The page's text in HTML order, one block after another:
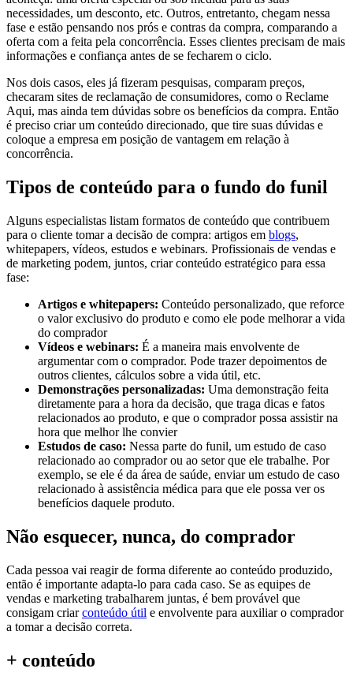
necessidades, um desconto, etc. Outros, entretanto, chegam nessa
fase e estão pensando nos prós e contras da compra, comparando a
oferta com a feita pela concorrência. Esses clientes precisam de mais
informações e confiança antes de se fecharem o ciclo.
Nos dois casos, eles já fizeram pesquisas, comparam preços,
checaram sites de reclamação de consumidores, como o Reclame
Aqui, mas ainda tem dúvidas sobre os benefícios da compra. Então
é preciso criar um conteúdo direcionado, que tire suas dúvidas e
coloque a empresa em posição de vantagem em relação à
concorrência.
Tipos de conteúdo para o fundo do funil
Alguns especialistas listam formatos de conteúdo que contribuem
para o cliente tomar a decisão de compra: artigos em blogs,
whitepapers, vídeos, estudos e webinars. Profissionais de vendas e
de marketing podem, juntos, criar conteúdo estratégico para essa
fase:
Artigos e whitepapers: Conteúdo personalizado, que reforce
o valor exclusivo do produto e como ele pode melhorar a vida
do comprador
Vídeos e webinars: É a maneira mais envolvente de
argumentar com o comprador. Pode trazer depoimentos de
outros clientes, cálculos sobre a vida útil, etc.
Demonstrações personalizadas: Uma demonstração feita
diretamente para a hora da decisão, que traga dicas e fatos
relacionados ao produto, e que o comprador possa assistir na
hora que melhor lhe convier
Estudos de caso: Nessa parte do funil, um estudo de caso
relacionado ao comprador ou ao setor que ele trabalhe. Por
exemplo, se ele é da área de saúde, enviar um estudo de caso
relacionado à assistência médica para que ele possa ver os
benefícios daquele produto.
Não esquecer, nunca, do comprador
Cada pessoa vai reagir de forma diferente ao conteúdo produzido,
então é importante adapta-lo para cada caso. Se as equipes de
vendas e marketing trabalharem juntas, é bem provável que
consigam criarconteúdo útil e envolvente para auxiliar o comprador
a tomar a decisão correta.
+ conteúdo